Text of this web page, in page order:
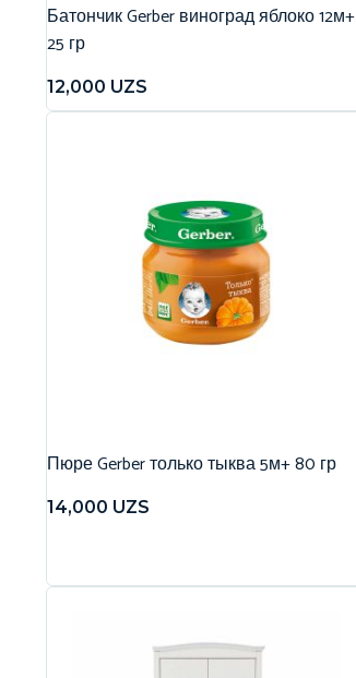
Батончик Gerber виноград яблоко 12м+
25 гр
12,000 UZS
Пюре Gerber только тыква 5м+ 80 гр
14,000 UZS